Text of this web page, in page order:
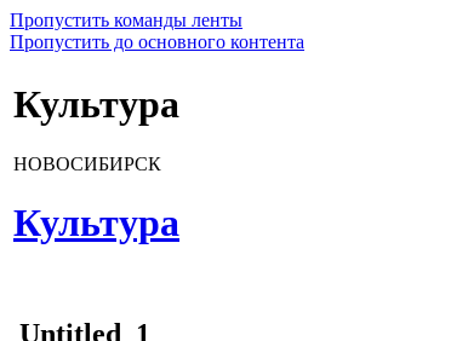
Пропустить команды ленты
Пропустить до основного контента
Культура
НОВОСИБИРСК
Культура
Untitled_1